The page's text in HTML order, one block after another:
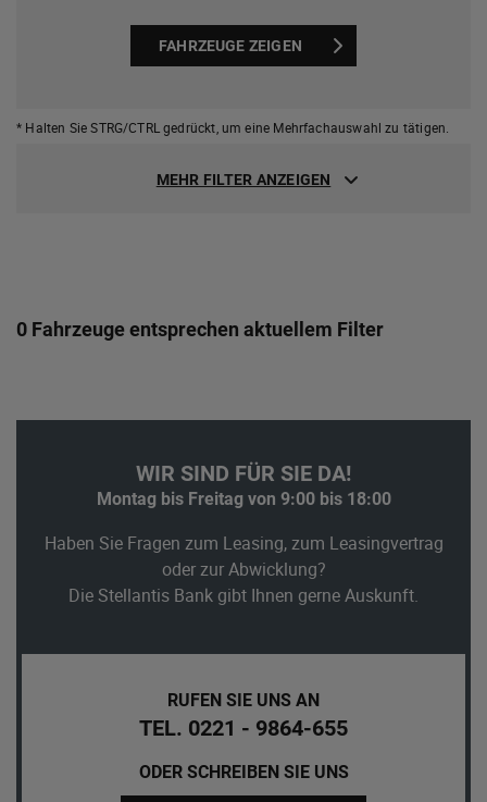
FAHRZEUGE ZEIGEN
* Halten Sie STRG/CTRL gedrückt, um eine Mehrfachauswahl zu tätigen.
MEHR FILTER ANZEIGEN
0 Fahrzeuge entsprechen aktuellem Filter
WIR SIND FÜR SIE DA!
Montag bis Freitag von 9:00 bis 18:00
Haben Sie Fragen zum Leasing, zum Leasingvertrag
oder zur Abwicklung?
Die Stellantis Bank gibt Ihnen gerne Auskunft.
RUFEN SIE UNS AN
TEL. 0221 - 9864-655
ODER SCHREIBEN SIE UNS